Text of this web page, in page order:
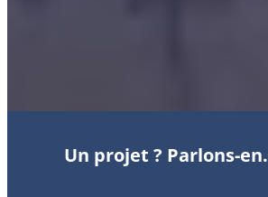
Un projet ? Parlons-en.